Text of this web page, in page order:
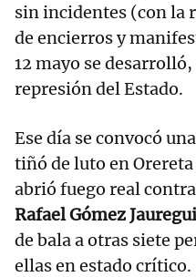
sin incidentes (con la
de encierros y
12 mayo se
represión del Estado.
Ese día se convocó
tiñó de luto en
abrió fuego real
Rafael Gómez Jauregui
de bala a otras siete
ellas en estado crítico.